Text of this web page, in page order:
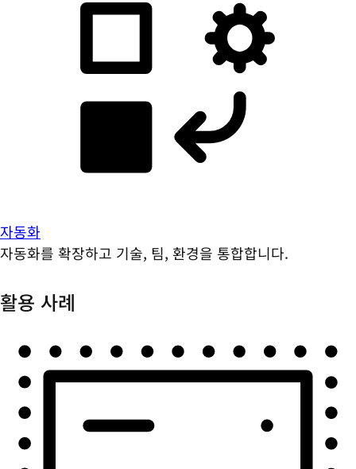
자동화
자동화를 확장하고 기술, 팀, 환경을 통합합니다.
활용 사례